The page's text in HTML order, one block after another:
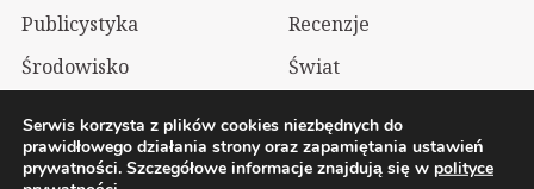
Publicystyka
Recenzje
Środowisko
Świat
2026 Wolnelewo. Xavier Woliński |Mastodon
Serwis korzysta z plików cookies niezbędnych do
prawidłowego działania strony oraz zapamiętania ustawień
prywatności. Szczegółowe informacje znajdują się w polityce